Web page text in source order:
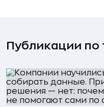
Публикации по